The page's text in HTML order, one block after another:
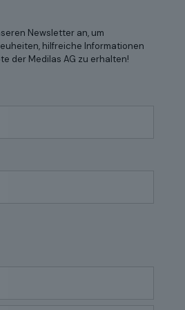
Newsletter an, um
hilfreiche Informationen
der Medilas AG zu erhalten!